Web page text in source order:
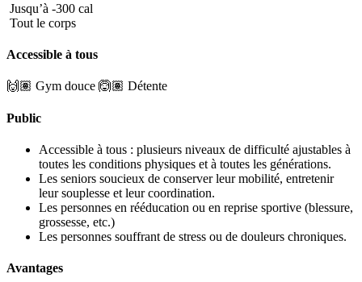
Jusqu’à -300 cal
Tout le corps
Accessible à tous
🙌🏽 Gym douce 🙆🏽 Détente
Public
Accessible à tous : plusieurs niveaux de difficulté ajustables à
toutes les conditions physiques et à toutes les générations.
Les seniors soucieux de conserver leur mobilité, entretenir
leur souplesse et leur coordination.
Les personnes en rééducation ou en reprise sportive (blessure,
grossesse, etc.)
Les personnes souffrant de stress ou de douleurs chroniques.
Avantages